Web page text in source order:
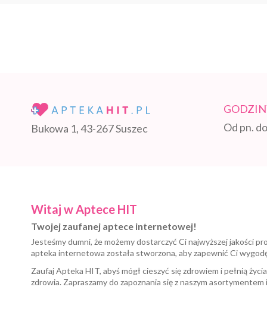
Bukowa 1, 43-267 Suszec
Od pn.
Witaj w Aptece HIT
Twojej zaufanej aptece internetowej!
Jesteśmy dumni, że możemy dostarczyć Ci najwyższej jakości
apteka internetowa została stworzona, aby zapewnić Ci
Zaufaj Apteka HIT, abyś mógł cieszyć się zdrowiem i pełnią
zdrowia. Zapraszamy do zapoznania się z naszym